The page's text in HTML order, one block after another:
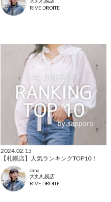
RIVE DROITE
2024.02.15
【札幌店】人気ランキングTOP10！
cana
大丸札幌店
RIVE DROITE